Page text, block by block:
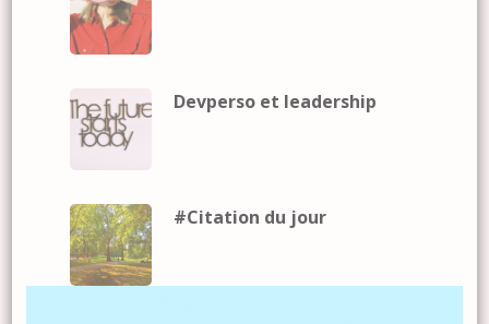
Devperso et leadership
#Citation du jour